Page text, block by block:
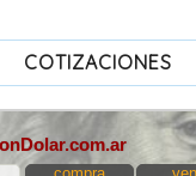
COTIZACIONES